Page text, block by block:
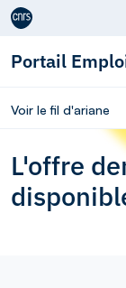
Aller au contenu
Portail
Voir le fil d'ariane
L'offre